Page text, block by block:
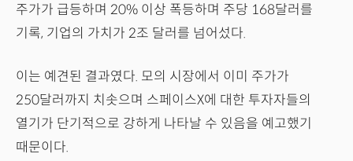
주가가 급등하며 20% 이상 폭등하며 주당 168달러를
기록, 기업의 가치가 2조 달러를 넘어섰다.
이는 예견된 결과였다. 모의 시장에서 이미 주가가
250달러까지 치솟으며 스페이스X에 대한 투자자들의
열기가 단기적으로 강하게 나타날 수 있음을 예고했기
때문이다.